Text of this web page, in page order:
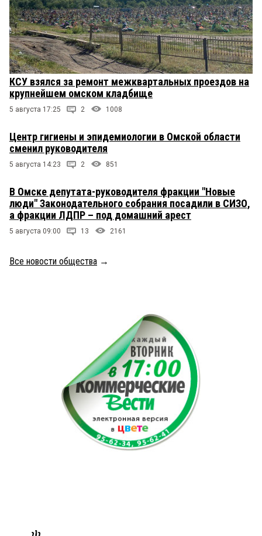
КСУ взялся за ремонт межквартальных проездов на
крупнейшем омском кладбище
5 августа 17:25 2 1008
Центр гигиены и эпидемиологии в Омской области
сменил руководителя
5 августа 14:23 2 851
В Омске депутата-руководителя фракции "Новые
люди" Законодательного собрания посадили в СИЗО,
а фракции ЛДПР – под домашний арест
5 августа 09:00 13 2161
Все новости общества →